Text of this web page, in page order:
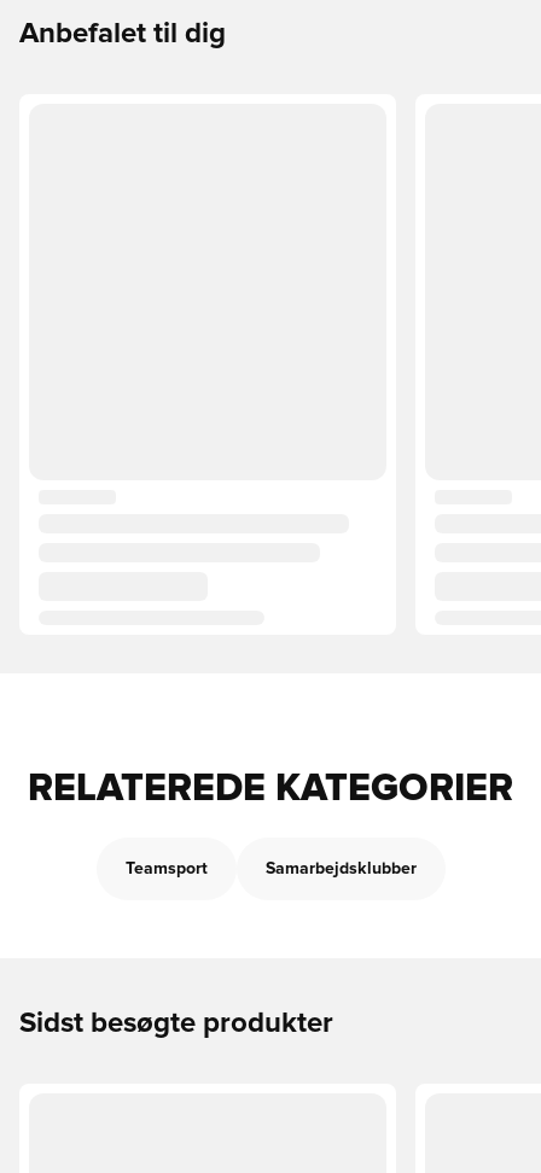
Anbefalet til dig
RELATEREDE KATEGORIER
Teamsport Samarbejdsklubber
Sidst besøgte produkter